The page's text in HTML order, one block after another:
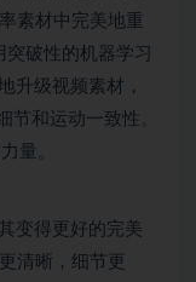
素材中完美地重
破性的机器学习
升级视频素材，
节和运动一致性。
量。
变得更好的完美
清晰，细节更